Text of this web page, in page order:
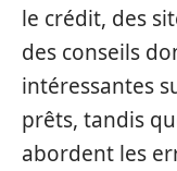
le crédit, des
des conseils
intéressantes
prêts, tandis
abordent les